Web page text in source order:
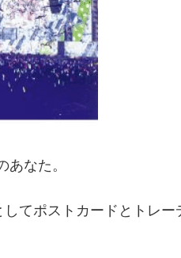
なた。
てポストカードとトレー